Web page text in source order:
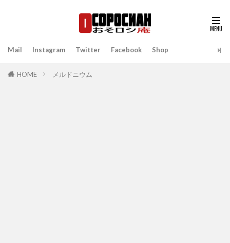
Mail Instagram Twitter Facebook Shop
HOME メルドニウム